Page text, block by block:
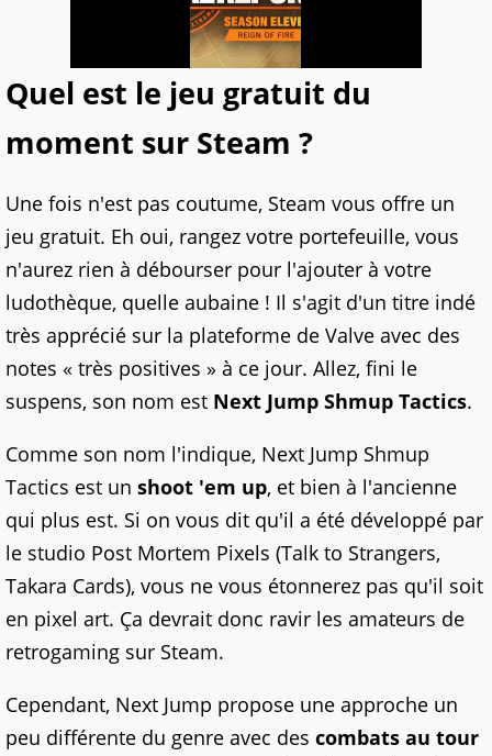
Quel est le jeu gratuit du
moment sur Steam ?
Une fois n'est pas coutume, Steam vous offre un
jeu gratuit. Eh oui, rangez votre portefeuille, vous
n'aurez rien à débourser pour l'ajouter à votre
ludothèque, quelle aubaine ! Il s'agit d'un titre indé
très apprécié sur la plateforme de Valve avec des
notes « très positives » à ce jour. Allez, fini le
suspens, son nom est Next Jump Shmup Tactics.
Comme son nom l'indique, Next Jump Shmup
Tactics est un shoot 'em up, et bien à l'ancienne
qui plus est. Si on vous dit qu'il a été développé par
le studio Post Mortem Pixels (Talk to Strangers,
Takara Cards), vous ne vous étonnerez pas qu'il soit
en pixel art. Ça devrait donc ravir les amateurs de
retrogaming sur Steam.
Cependant, Next Jump propose une approche un
peu différente du genre avec des combats au tour